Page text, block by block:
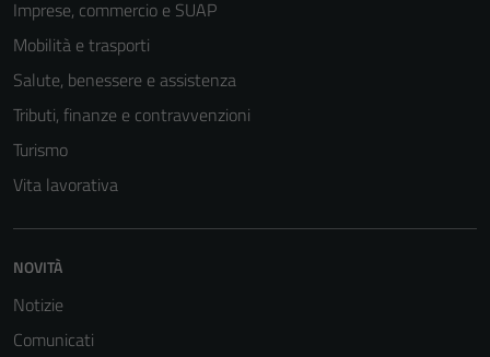
Imprese, commercio e SUAP
Mobilità e trasporti
Salute, benessere e assistenza
Tributi, finanze e contravvenzioni
Turismo
Vita lavorativa
NOVITÀ
Notizie
Comunicati
del sito e non